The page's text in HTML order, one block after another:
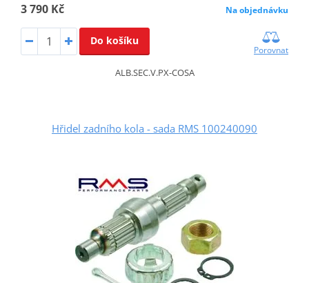
3 790 Kč Na objednávku
Do košíku
Porovnat
ALB.SEC.V.PX-COSA
Hřidel zadního kola - sada RMS 100240090